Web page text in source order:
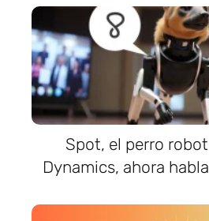
Spot, el perro
Dynamics, ahora